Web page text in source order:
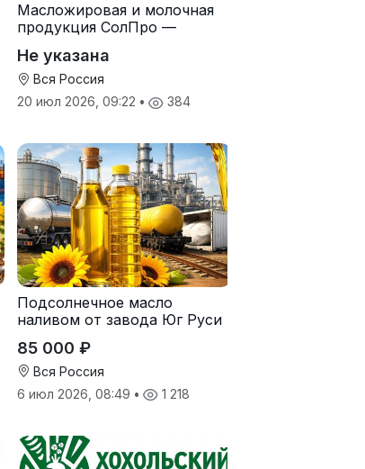
Масложировая и молочная
продукция СолПро —
Не указана
Вся Россия
20 июл 2026, 09:22 • 384
Подсолнечное масло
наливом от завода Юг Руси
85 000 ₽
Вся Россия
6 июл 2026, 08:49 • 1 218